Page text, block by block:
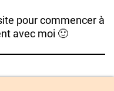
pour commencer à
avec moi 🙂